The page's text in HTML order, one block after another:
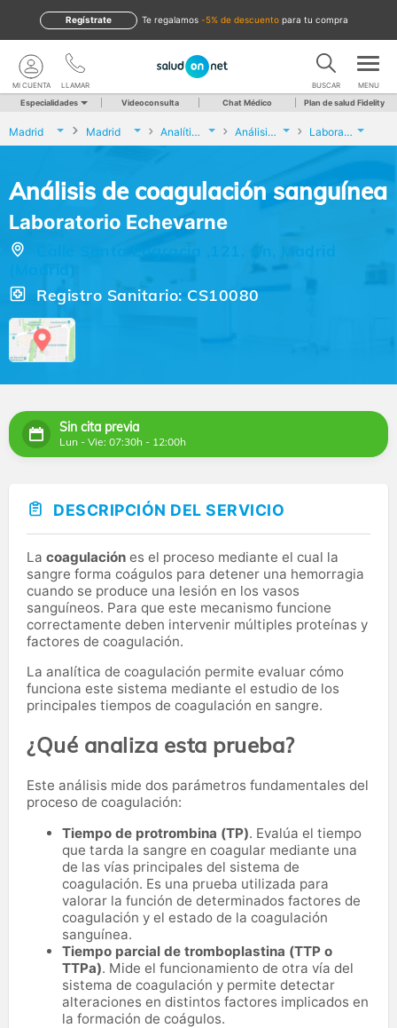
te regalamos -5% de descuento para tu compra
Regístrate
LLAMAR
MI CUENTA BUSCAR MENU
Especialidades Videoconsulta Chat Médico Plan de salud Fidelity
Madrid Madrid Analíticas y Genética Análisis de coagulación sanguínea Laboratorio Echevarne
Análisis de coagulación sanguínea
Laboratorio Echevarne
Calle Santa Engracia ,121, s/n, Madrid
(Madrid)
Registro Sanitario: CS10080
Sin cita previa
Lun - Vie: 07:30h - 12:00h
DESCRIPCIÓN DEL SERVICIO
La coagulación es el proceso mediante el cual la
sangre forma coágulos para detener una hemorragia
cuando se produce una lesión en los vasos
sanguíneos. Para que este mecanismo funcione
correctamente deben intervenir múltiples proteínas y
factores de coagulación.
La analítica de coagulación permite evaluar cómo
funciona este sistema mediante el estudio de los
principales tiempos de coagulación en sangre.
¿Qué analiza esta prueba?
Este análisis mide dos parámetros fundamentales del
proceso de coagulación:
Tiempo de protrombina (TP). Evalúa el tiempo
que tarda la sangre en coagular mediante una
de las vías principales del sistema de
coagulación. Es una prueba utilizada para
valorar la función de determinados factores de
coagulación y el estado de la coagulación
sanguínea.
Tiempo parcial de tromboplastina (TTP o
TTPa). Mide el funcionamiento de otra vía del
sistema de coagulación y permite detectar
alteraciones en distintos factores implicados en
la formación de coágulos.